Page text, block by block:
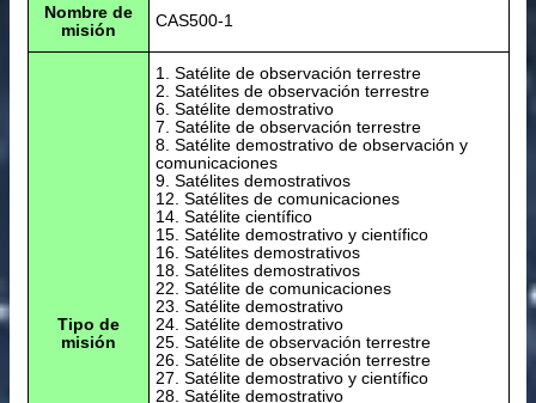
Nombre de
misión
CAS500-1
Tipo de
misión
1. Satélite de observación terrestre
2. Satélites de observación terrestre
6. Satélite demostrativo
7. Satélite de observación terrestre
8. Satélite demostrativo de observación y
comunicaciones
9. Satélites demostrativos
12. Satélites de comunicaciones
14. Satélite científico
15. Satélite demostrativo y científico
16. Satélites demostrativos
18. Satélites demostrativos
22. Satélite de comunicaciones
23. Satélite demostrativo
24. Satélite demostrativo
25. Satélite de observación terrestre
26. Satélite de observación terrestre
27. Satélite demostrativo y científico
28. Satélite demostrativo